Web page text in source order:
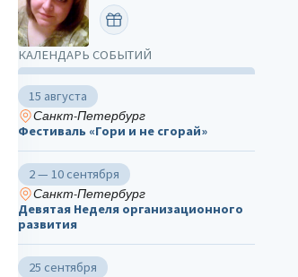
ПОЗДРАВИТЬ
КАЛЕНДАРЬ СОБЫТИЙ
15 августа
Санкт-Петербург
Фестиваль «Гори и не сгорай»
2 — 10 сентября
Санкт-Петербург
Девятая Неделя организационного
развития
25 сентября